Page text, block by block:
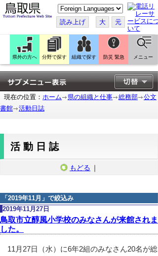
こ
の
ペ
ー
ジ
翻
訳
す
る
読み上げ 大 元
県外の方へ 分野で探す 組織で探す 防災 緊急 メニュー
現在の位置： ホーム 県の組織と仕事 総務部
公文
書館
活動日誌
活動日誌
もどる ｜
「 2019年11月 」で絞込み
2019年11月27日
鳥取市立醇風小学校のみなさんが来館されま
した。
11月27日（水）に6年2組のみなさん20名が総